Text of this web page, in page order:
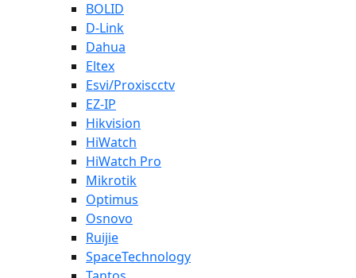
BOLID
D-Link
Dahua
Eltex
Esvi/Proxiscctv
EZ-IP
Hikvision
HiWatch
HiWatch Pro
Mikrotik
Optimus
Osnovo
Ruijie
SpaceTechnology